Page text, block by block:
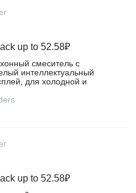
up to 52.58₽
смеситель с
интеллектуальный
для холодной и
белый – купить в
up to 52.58₽